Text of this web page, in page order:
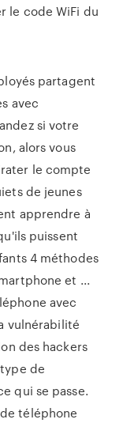
le code WiFi du
partagent
avec
si votre
alors vous
le compte
de jeunes
apprendre à
puissent
4 méthodes
et ...
avec
vulnérabilité
des hackers
de
qui se passe.
téléphone